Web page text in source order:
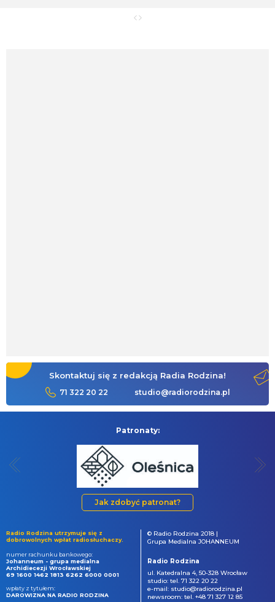
Skontaktuj się z redakcją Radia Rodzina!
71 322 20 22 studio@radiorodzina.pl
Patronaty:
Jak zdobyć patronat?
Radio Rodzina utrzymuje się z
dobrowolnych wpłat radiosłuchaczy.
numer rachunku bankowego:
Johanneum - grupa medialna
Archidiecezji Wrocławskiej
69 1600 1462 1813 6262 6000 0001
wpłaty z tytułem:
DAROWIZNA NA RADIO RODZINA
© Radio Rodzina 2018 |
Grupa Medialna JOHANNEUM
Radio Rodzina
ul. Katedralna 4, 50-328 Wrocław
studio: tel. 71 322 20 22
e-mail: studio@radiorodzina.pl
newsroom: tel. +48 71 327 12 85